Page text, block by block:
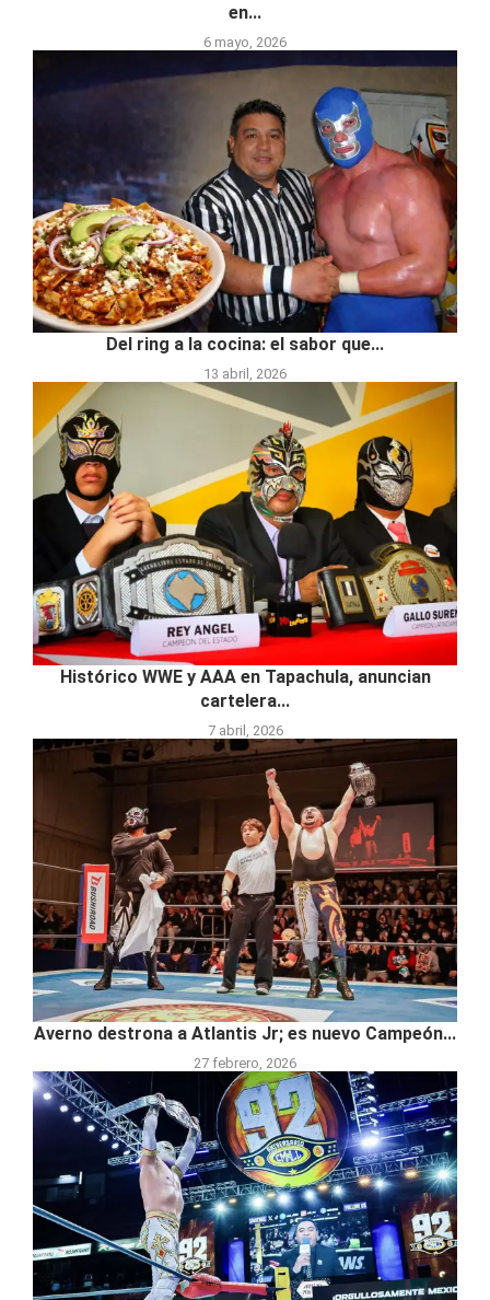
en...
6 mayo, 2026
Del ring a la cocina: el sabor que...
13 abril, 2026
Histórico WWE y AAA en Tapachula, anuncian
cartelera...
7 abril, 2026
Averno destrona a Atlantis Jr; es nuevo Campeón...
27 febrero, 2026